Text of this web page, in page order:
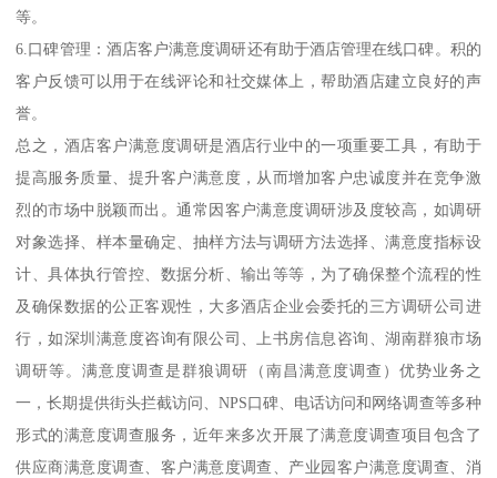
等。
6.口碑管理：酒店客户满意度调研还有助于酒店管理在线口碑。积的
客户反馈可以用于在线评论和社交媒体上，帮助酒店建立良好的声
誉。
总之，酒店客户满意度调研是酒店行业中的一项重要工具，有助于
提高服务质量、提升客户满意度，从而增加客户忠诚度并在竞争激
烈的市场中脱颖而出。通常因客户满意度调研涉及度较高，如调研
对象选择、样本量确定、抽样方法与调研方法选择、满意度指标设
计、具体执行管控、数据分析、输出等等，为了确保整个流程的性
及确保数据的公正客观性，大多酒店企业会委托的三方调研公司进
行，如深圳满意度咨询有限公司、上书房信息咨询、湖南群狼市场
调研等。满意度调查是群狼调研（南昌满意度调查）优势业务之
一，长期提供街头拦截访问、NPS口碑、电话访问和网络调查等多种
形式的满意度调查服务，近年来多次开展了满意度调查项目包含了
供应商满意度调查、客户满意度调查、产业园客户满意度调查、消